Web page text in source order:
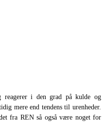
i den grad på kulde og
mere end tendens til urenheder.
fra REN så også være noget for